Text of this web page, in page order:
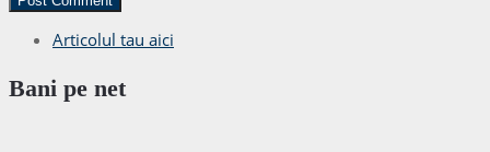
Articolul tau aici
Bani pe net